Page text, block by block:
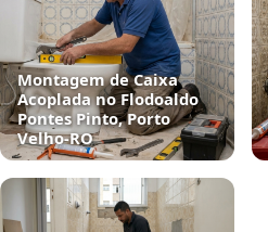
Montagem de Caixa
Acoplada no Flodoaldo
Pontes Pinto, Porto
Velho‑RO